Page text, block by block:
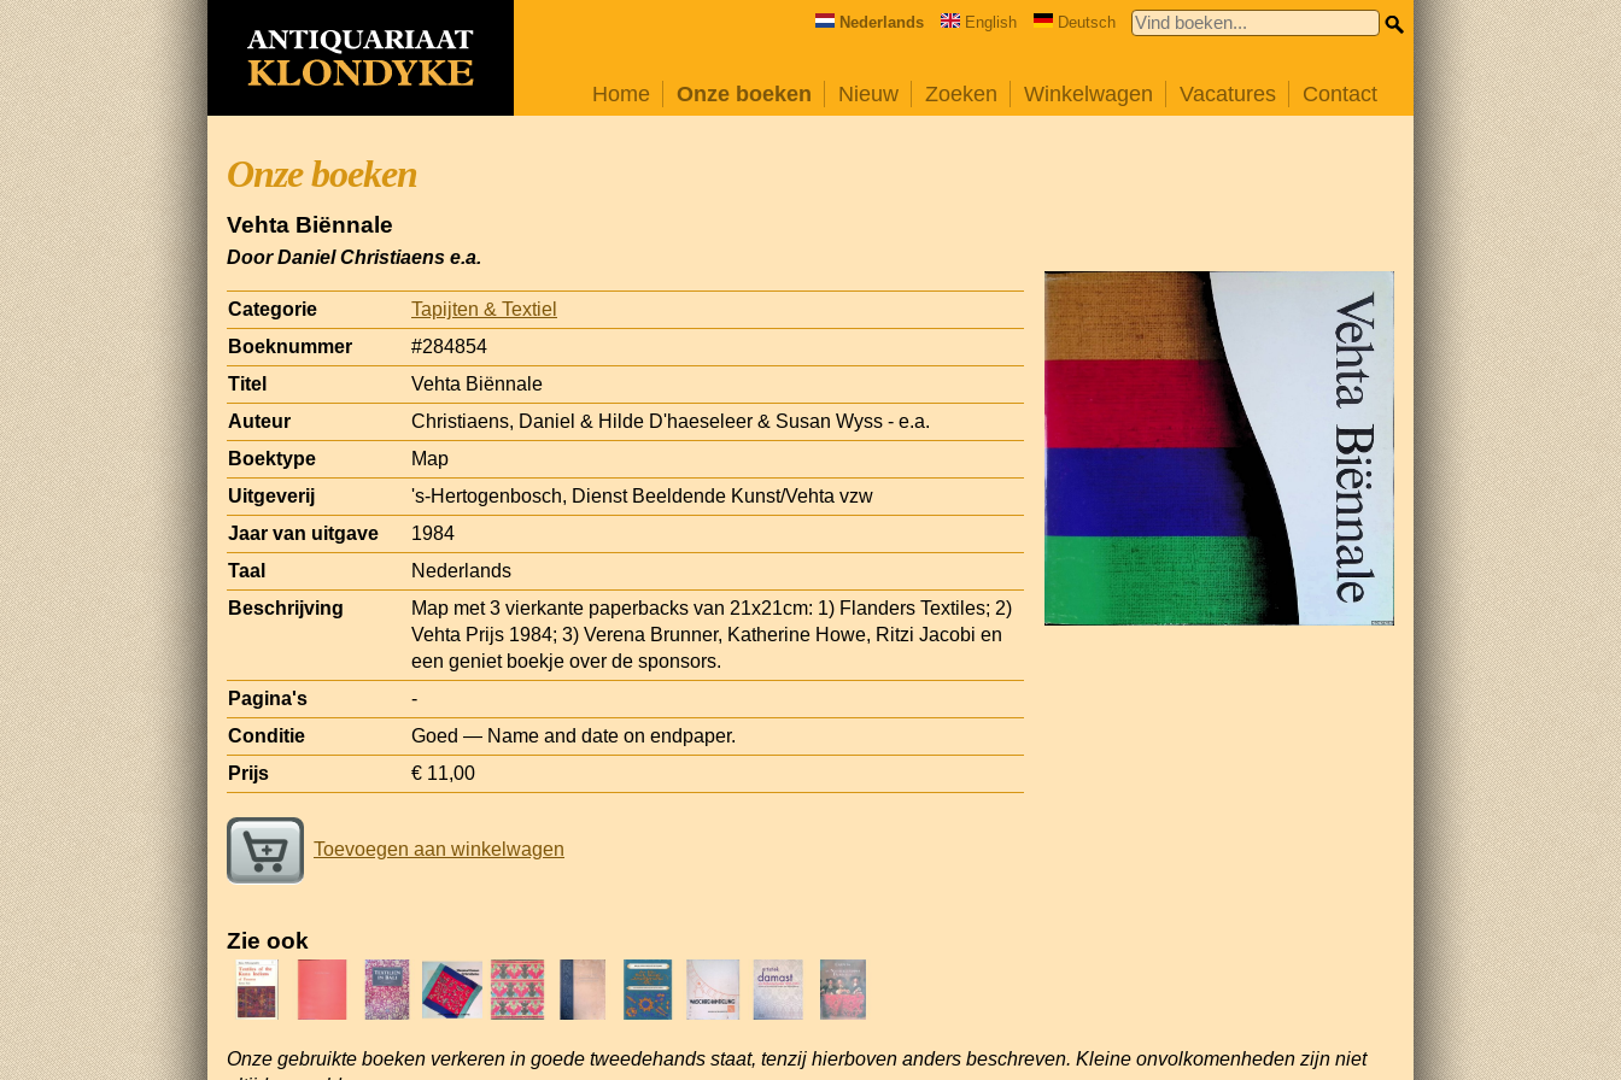
Nederlands English Deutsch
Home Onze boeken Nieuw Zoeken Winkelwagen Vacatures Contact
Onze boeken
Vehta Biënnale
Door Daniel Christiaens e.a.
Categorie
Tapijten & Textiel
Boeknummer
#284854
Titel
Vehta Biënnale
Auteur
Christiaens, Daniel & Hilde D'haeseleer & Susan Wyss - e.a.
Boektype
Map
Uitgeverij
's-Hertogenbosch, Dienst Beeldende Kunst/Vehta vzw
Jaar van uitgave
1984
Taal
Nederlands
Beschrijving
Map met 3 vierkante paperbacks van 21x21cm: 1) Flanders Textiles; 2)
Vehta Prijs 1984; 3) Verena Brunner, Katherine Howe, Ritzi Jacobi en
een geniet boekje over de sponsors.
Pagina's
-
Conditie
Goed — Name and date on endpaper.
Prijs
€ 11,00
Toevoegen aan winkelwagen
Zie ook
Onze gebruikte boeken verkeren in goede tweedehands staat, tenzij hierboven anders beschreven. Kleine onvolkomenheden zijn niet